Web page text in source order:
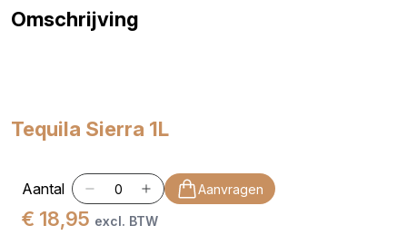
Omschrijving
Tequila Sierra 1L
Aantal Aanvragen
€ 18,95 excl. BTW